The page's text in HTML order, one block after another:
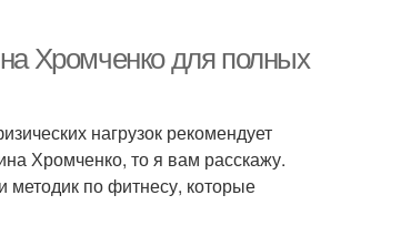
Хромченко для полных
нагрузок рекомендует
Хромченко, то я вам расскажу.
методик по фитнесу, которые